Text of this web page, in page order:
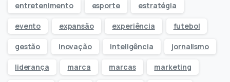
entretenimento esporte estratégia
evento expansão experiência futebol
gestão inovação inteligência jornalismo
liderança marca marcas marketing